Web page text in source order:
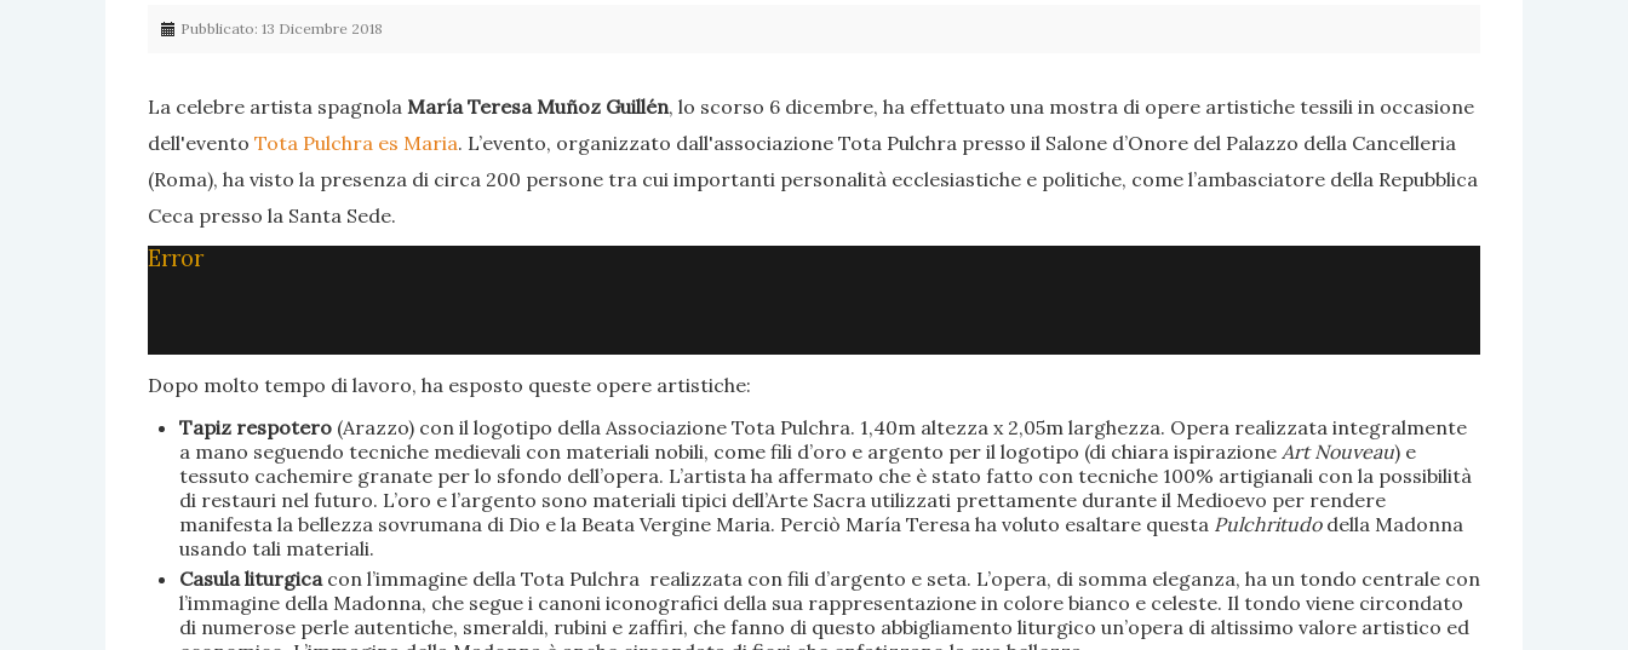
Pubblicato: 13 Dicembre 2018
La celebre artista spagnola María Teresa Muñoz Guillén, lo scorso 6 dicembre, ha effettuato una mostra di opere artistiche tessili in occasione
dell'evento Tota Pulchra es Maria. L’evento, organizzato dall'associazione Tota Pulchra presso il Salone d’Onore del Palazzo della Cancelleria
(Roma), ha visto la presenza di circa 200 persone tra cui importanti personalità ecclesiastiche e politiche, come l’ambasciatore della Repubblica
Ceca presso la Santa Sede.
Error
Dopo molto tempo di lavoro, ha esposto queste opere artistiche:
Tapiz respotero(Arazzo) con il logotipo della Associazione Tota Pulchra. 1,40m altezza x 2,05m larghezza. Opera realizzata integralmente
a mano seguendo tecniche medievali con materiali nobili, come fili d’oro e argento per il logotipo (di chiara ispirazione Art Nouveau) e
tessuto cachemire granate per lo sfondo dell’opera. L’artista ha affermato che è stato fatto con tecniche 100% artigianali con la possibilità
di restauri nel futuro. L’oro e l’argento sono materiali tipici dell’Arte Sacra utilizzati prettamente durante il Medioevo per rendere
manifesta la bellezza sovrumana di Dio e la Beata Vergine Maria. Perciò María Teresa ha voluto esaltare questa Pulchritudo della Madonna
usando tali materiali.
Casula liturgica con l’immagine della Tota Pulchra realizzata con fili d’argento e seta. L’opera, di somma eleganza, ha un tondo centrale con
l’immagine della Madonna, che segue i canoni iconografici della sua rappresentazione in colore bianco e celeste. Il tondo viene circondato
di numerose perle autentiche, smeraldi, rubini e zaffiri, che fanno di questo abbigliamento liturgico un’opera di altissimo valore artistico ed